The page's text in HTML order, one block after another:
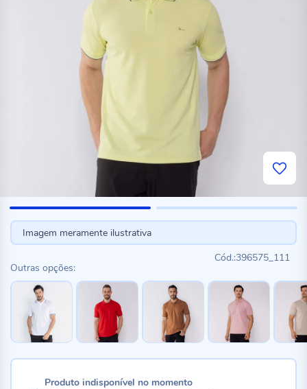
Imagem meramente ilustrativa
396575_111
Outras opções:
Produto indisponível no momento